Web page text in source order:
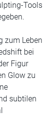
Tools
zum Leben
bei
Figur
Glow zu
subtilen